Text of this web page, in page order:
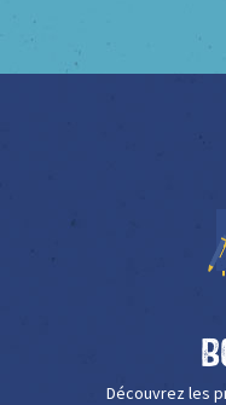
Découvrez les